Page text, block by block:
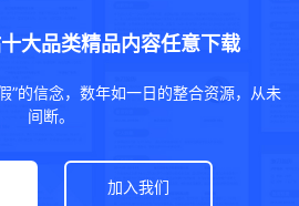
大品类精品内容任意下载
”的信念，数年如一日的整合资源，从未
间断。
加入我们